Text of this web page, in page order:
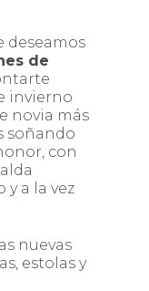
deseamos
de
invierno
novia más
soñando
con
y a la vez
nuevas
estolas y